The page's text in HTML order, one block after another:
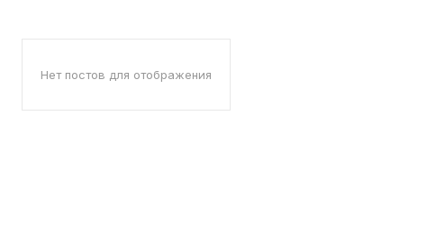
Нет постов для отображения